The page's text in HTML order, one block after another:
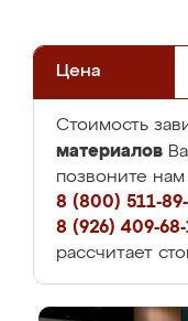
Цена
Стоимость
материалов
позвоните
8 (800) 511-
8 (926) 409-68-
рассчитает